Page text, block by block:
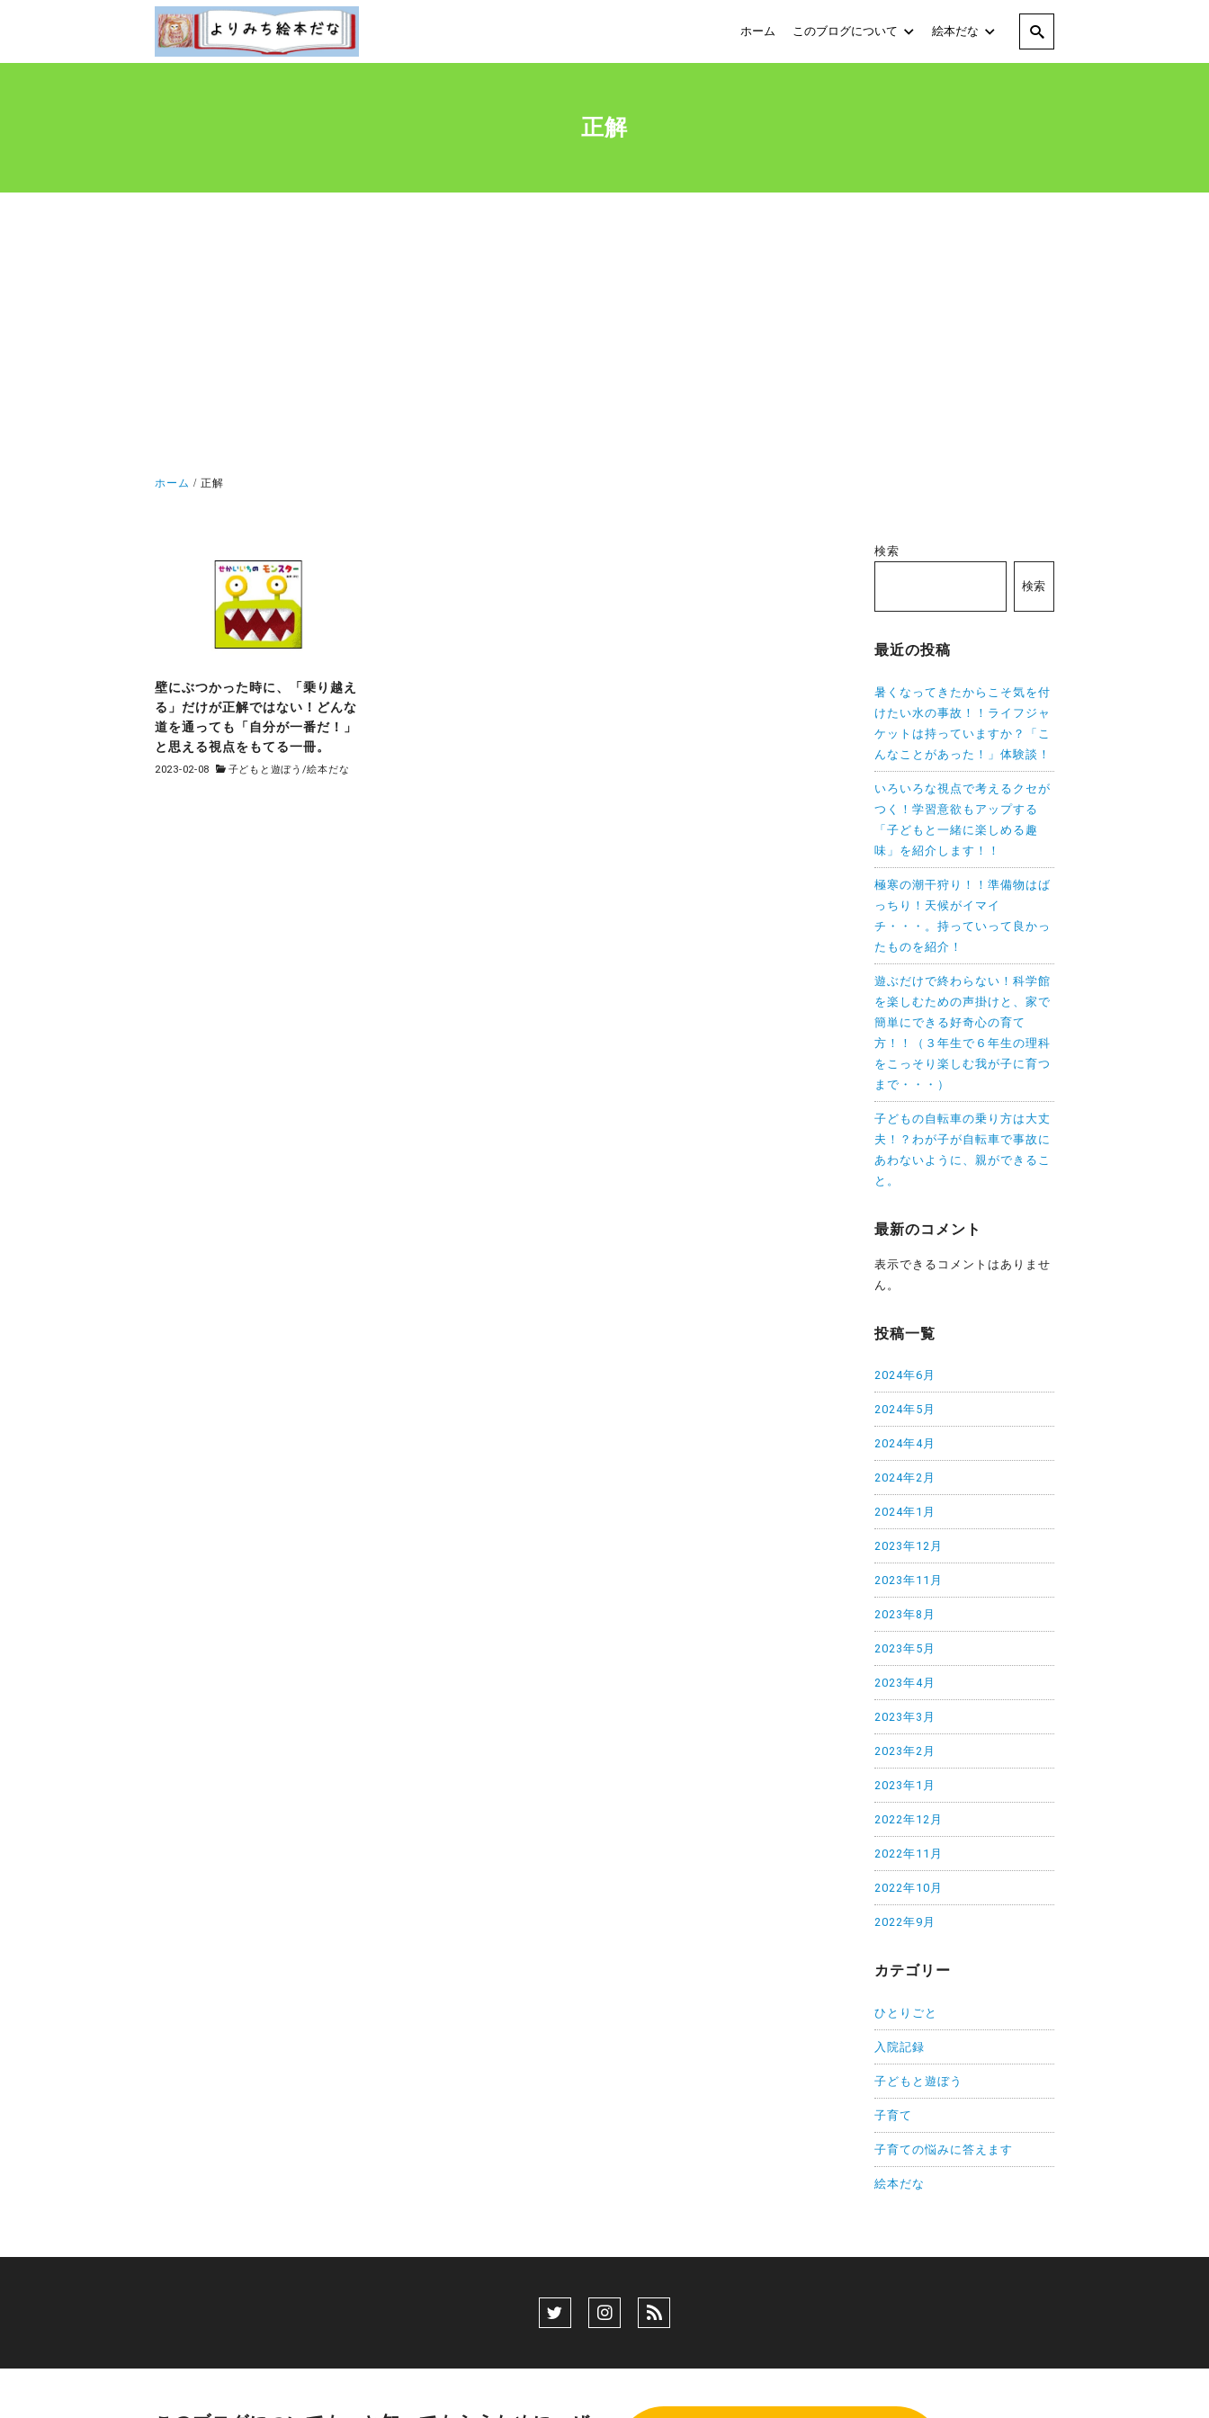
ホーム このブログについて 絵本だな
正解
ホーム 正解
壁にぶつかった時に、「乗り越え
る」だけが正解ではない！どんな
道を通っても「自分が一番だ！」
と思える視点をもてる一冊。
2023-02-08 子どもと遊ぼう /絵本だな
検索
検索
最近の投稿
暑くなってきたからこそ気を付
けたい水の事故！！ライフジャ
ケットは持っていますか？「こ
んなことがあった！」体験談！
いろいろな視点で考えるクセが
つく！学習意欲もアップする
「子どもと一緒に楽しめる趣
味」を紹介します！！
極寒の潮干狩り！！準備物はば
っちり！天候がイマイ
チ・・・。持っていって良かっ
たものを紹介！
遊ぶだけで終わらない！科学館
を楽しむための声掛けと、家で
簡単にできる好奇心の育て
方！！（３年生で６年生の理科
をこっそり楽しむ我が子に育つ
まで・・・）
子どもの自転車の乗り方は大丈
夫！？わが子が自転車で事故に
あわないように、親ができるこ
と。
最新のコメント
表示できるコメントはありませ
ん。
投稿一覧
2024年6月
2024年5月
2024年4月
2024年2月
2024年1月
2023年12月
2023年11月
2023年8月
2023年5月
2023年4月
2023年3月
2023年2月
2023年1月
2022年12月
2022年11月
2022年10月
2022年9月
カテゴリー
ひとりごと
入院記録
子どもと遊ぼう
子育て
子育ての悩みに答えます
絵本だな